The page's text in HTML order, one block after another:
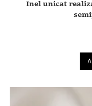
Inel unicat